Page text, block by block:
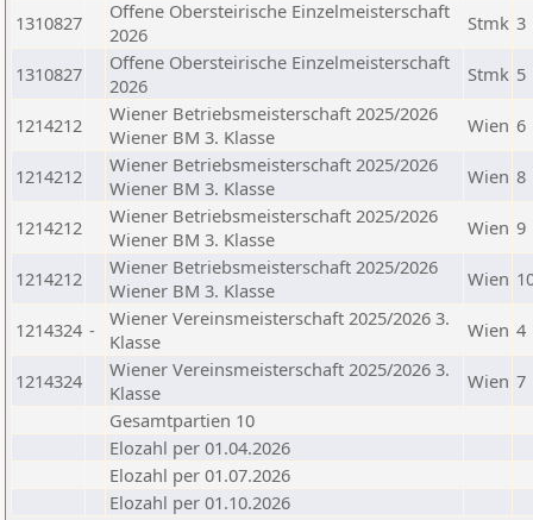
1310827
Offene Obersteirische Einzelmeisterschaft
2026
Stmk 3
1310827
Offene Obersteirische Einzelmeisterschaft
2026
Stmk 5
1214212
Wiener Betriebsmeisterschaft 2025/2026
Wiener BM 3. Klasse
Wien 6
1214212
Wiener Betriebsmeisterschaft 2025/2026
Wiener BM 3. Klasse
Wien 8
1214212
Wiener Betriebsmeisterschaft 2025/2026
Wiener BM 3. Klasse
Wien 9
1214212
Wiener Betriebsmeisterschaft 2025/2026
Wiener BM 3. Klasse
Wien
1214324 -
Wiener Vereinsmeisterschaft 2025/2026 3.
Klasse
Wien 4
1214324
Wiener Vereinsmeisterschaft 2025/2026 3.
Klasse
Wien 7
Gesamtpartien 10
Elozahl per 01.04.2026
Elozahl per 01.07.2026
Elozahl per 01.10.2026